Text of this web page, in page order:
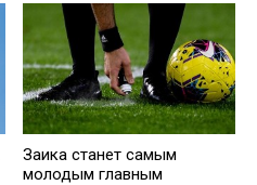
Заика станет самым
молодым главным